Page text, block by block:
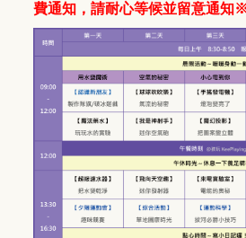
費通知，請耐心等候並留意通